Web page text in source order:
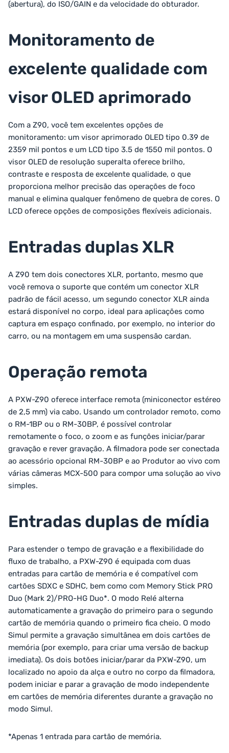
(abertura), do ISO/GAIN e da velocidade do obturador.
Monitoramento de
excelente qualidade com
visor OLED aprimorado
Com a Z90, você tem excelentes opções de
monitoramento: um visor aprimorado OLED tipo 0.39 de
2359 mil pontos e um LCD tipo 3.5 de 1550 mil pontos. O
visor OLED de resolução superalta oferece brilho,
contraste e resposta de excelente qualidade, o que
proporciona melhor precisão das operações de foco
manual e elimina qualquer fenômeno de quebra de cores. O
LCD oferece opções de composições flexíveis adicionais.
Entradas duplas XLR
A Z90 tem dois conectores XLR, portanto, mesmo que
você remova o suporte que contém um conector XLR
padrão de fácil acesso, um segundo conector XLR ainda
estará disponível no corpo, ideal para aplicações como
captura em espaço confinado, por exemplo, no interior do
carro, ou na montagem em uma suspensão cardan.
Operação remota
A PXW-Z90 oferece interface remota (miniconector estéreo
de 2,5 mm) via cabo. Usando um controlador remoto, como
o RM-1BP ou o RM-30BP, é possível controlar
remotamente o foco, o zoom e as funções iniciar/parar
gravação e rever gravação. A filmadora pode ser conectada
ao acessório opcional RM-30BP e ao Produtor ao vivo com
várias câmeras MCX-500 para compor uma solução ao vivo
simples.
Entradas duplas de mídia
Para estender o tempo de gravação e a flexibilidade do
fluxo de trabalho, a PXW-Z90 é equipada com duas
entradas para cartão de memória e é compatível com
cartões SDXC e SDHC, bem como com Memory Stick PRO
Duo (Mark 2)/PRO-HG Duo*. O modo Relé alterna
automaticamente a gravação do primeiro para o segundo
cartão de memória quando o primeiro fica cheio. O modo
Simul permite a gravação simultânea em dois cartões de
memória (por exemplo, para criar uma versão de backup
imediata). Os dois botões iniciar/parar da PXW-Z90, um
localizado no apoio da alça e outro no corpo da filmadora,
podem iniciar e parar a gravação de modo independente
em cartões de memória diferentes durante a gravação no
modo Simul.
*Apenas 1 entrada para cartão de memória.